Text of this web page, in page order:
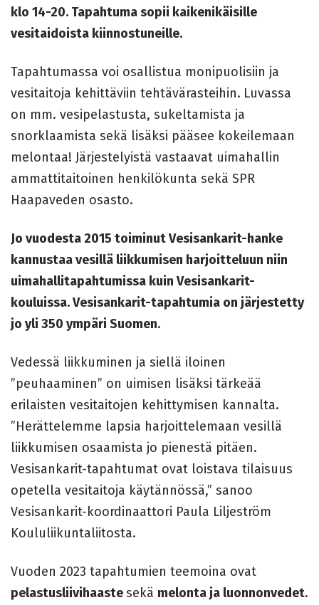
klo 14-20. Tapahtuma sopii kaikenikäisille
vesitaidoista kiinnostuneille.
Tapahtumassa voi osallistua monipuolisiin ja
vesitaitoja kehittäviin tehtävärasteihin. Luvassa
on mm. vesipelastusta, sukeltamista ja
snorklaamista sekä lisäksi pääsee kokeilemaan
melontaa! Järjestelyistä vastaavat uimahallin
ammattitaitoinen henkilökunta sekä SPR
Haapaveden osasto.
Jo vuodesta 2015 toiminut Vesisankarit-hanke
kannustaa vesillä liikkumisen harjoitteluun niin
uimahallitapahtumissa kuin Vesisankarit-
kouluissa. Vesisankarit-tapahtumia on järjestetty
jo yli 350 ympäri Suomen.
Vedessä liikkuminen ja siellä iloinen
”peuhaaminen” on uimisen lisäksi tärkeää
erilaisten vesitaitojen kehittymisen kannalta.
”Herättelemme lapsia harjoittelemaan vesillä
liikkumisen osaamista jo pienestä pitäen.
Vesisankarit-tapahtumat ovat loistava tilaisuus
opetella vesitaitoja käytännössä,” sanoo
Vesisankarit-koordinaattori Paula Liljeström
Koululiikuntaliitosta.
Vuoden 2023 tapahtumien teemoina ovat
pelastusliivihaastesekä melonta ja luonnonvedet.